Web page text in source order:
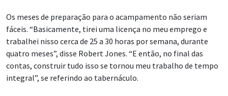
Os meses de preparação para o acampamento não seriam
fáceis. “Basicamente, tirei uma licença no meu emprego e
trabalhei nisso cerca de 25 a 30 horas por semana, durante
quatro meses”, disse Robert Jones. “E então, no final das
contas, construir tudo isso se tornou meu trabalho de tempo
integral”, se referindo ao tabernáculo.